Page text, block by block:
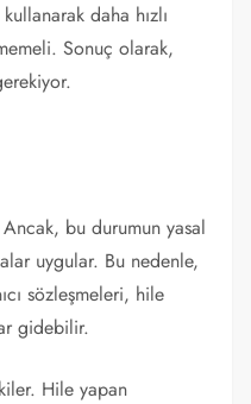
daha hızlı
Sonuç olarak,
bu durumun yasal
uygular. Bu nedenle,
sözleşmeleri, hile
gidebilir.
Hile yapan